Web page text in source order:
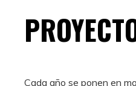
Cada año se ponen en